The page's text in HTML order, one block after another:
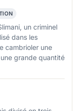
un criminel
dans les
cambrioler une
grande quantité